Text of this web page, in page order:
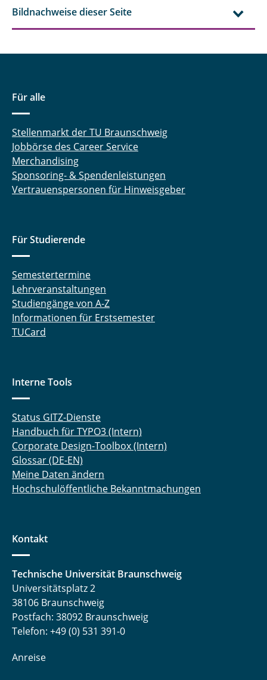
Bildnachweise dieser Seite
Für alle
Stellenmarkt der TU Braunschweig
Jobbörse des Career Service
Merchandising
Sponsoring- & Spendenleistungen
Vertrauenspersonen für Hinweisgeber
Für Studierende
Semestertermine
Lehrveranstaltungen
Studiengänge von A-Z
Informationen für Erstsemester
TUCard
Interne Tools
Status GITZ-Dienste
Handbuch für TYPO3 (Intern)
Corporate Design-Toolbox (Intern)
Glossar (DE-EN)
Meine Daten ändern
Hochschulöffentliche Bekanntmachungen
Kontakt
Technische Universität Braunschweig
Universitätsplatz 2
38106 Braunschweig
Postfach: 38092 Braunschweig
Telefon: +49 (0) 531 391-0
Anreise